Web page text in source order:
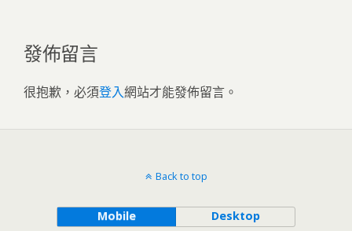
發佈留言
很抱歉，必須登入網站才能發佈留言。
Back to top
Mobile Desktop